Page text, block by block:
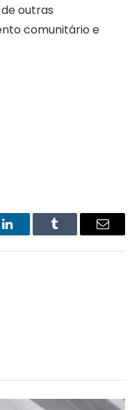
outras
comunitário e
LinkedInTumblr Email